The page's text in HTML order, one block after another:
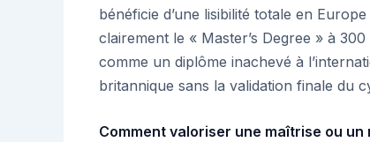
bénéficie d’une lisibilité totale en
clairement le « Master’s Degree » à
comme un diplôme inachevé à
britannique sans la validation finale du
Comment valoriser une maîtrise ou un